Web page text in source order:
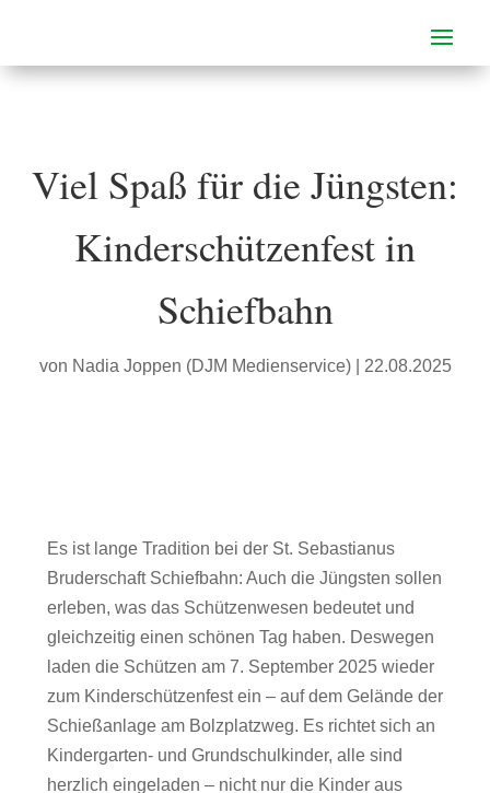
Viel Spaß für die Jüngsten:
Kinderschützenfest in
Schiefbahn
von Nadia Joppen (DJM Medienservice)| 22.08.2025
Es ist lange Tradition bei der St. Sebastianus
Bruderschaft Schiefbahn: Auch die Jüngsten sollen
erleben, was das Schützenwesen bedeutet und
gleichzeitig einen schönen Tag haben. Deswegen
laden die Schützen am 7. September 2025 wieder
zum Kinderschützenfest ein – auf dem Gelände der
Schießanlage am Bolzplatzweg. Es richtet sich an
Kindergarten- und Grundschulkinder, alle sind
herzlich eingeladen – nicht nur die Kinder aus